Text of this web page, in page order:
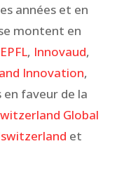
années et en
montent en
EPFL, Innovaud,
Innovation,
faveur de la
Global
et